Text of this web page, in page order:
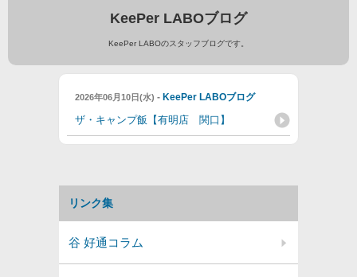
KeePer LABOブログ
KeePer LABOのスタッフブログです。
2026年06月10日(水) - KeePer LABOブログ
ザ・キャンプ飯【有明店 関口】
リンク集
谷 好通コラム